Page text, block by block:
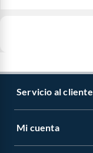
Servicio al cliente
Mi cuenta